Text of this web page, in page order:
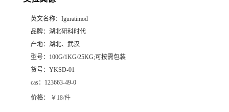
英文名称： Iguratimod
品牌： 湖北研科时代
产地： 湖北、武汉
型号： 100G/1KG/25KG;可按需包装
货号： YKSD-01
cas： 123663-49-0
价格： ￥18/件